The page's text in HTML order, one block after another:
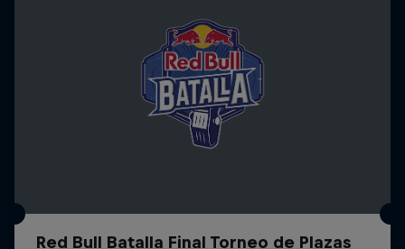
Red Bull Batalla Final Torneo de Plazas